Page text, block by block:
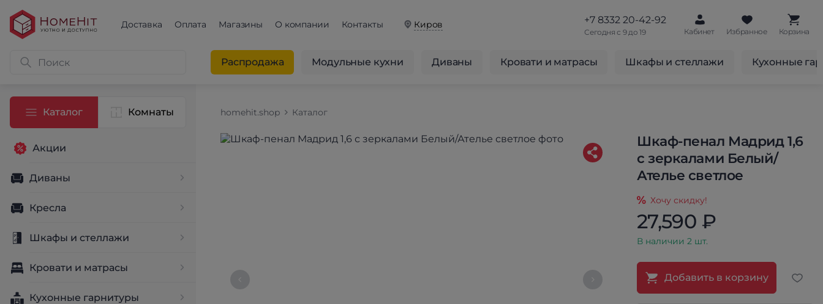
Доставка Оплата Магазины О компании Контакты Киров +7 8332 20-42-92
Сегодня с 9 до 19 Кабинет Избранное Корзина
Распродажа Модульные кухни Диваны Кровати и матрасы Шкафы и стеллажи Кухонные
Каталог Комнаты
Акции
Диваны
Кресла
Шкафы и стеллажи
Кровати и матрасы
Кухонные гарнитуры
homehit.shop Каталог
Шкаф-пенал Мадрид 1,6
с зеркалами Белый/
Ателье светлое
Хочу скидку!
27,590 ₽
В наличии 2 шт.
Добавить в корзину